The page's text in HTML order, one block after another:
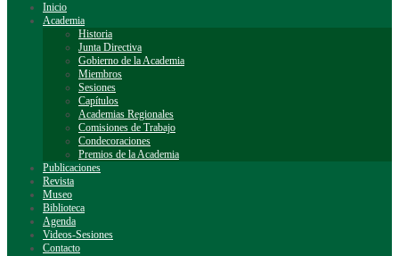
Inicio
Academia
Historia
Junta Directiva
Gobierno de la Academia
Miembros
Sesiones
Capítulos
Academias Regionales
Comisiones de Trabajo
Condecoraciones
Premios de la Academia
Publicaciones
Revista
Museo
Biblioteca
Agenda
Videos-Sesiones
Contacto